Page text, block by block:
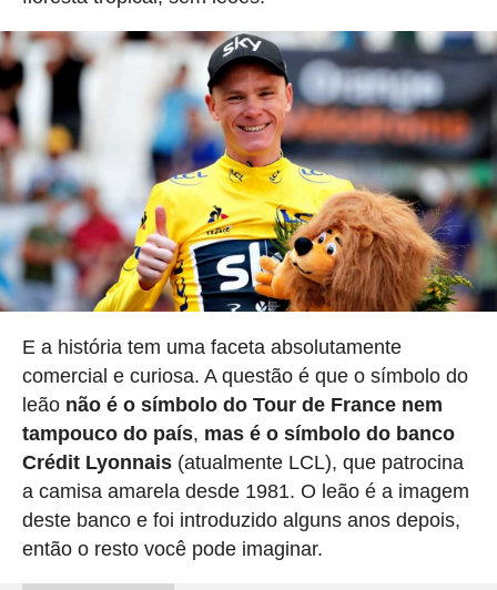
E a história tem uma faceta absolutamente
comercial e curiosa. A questão é que o símbolo do
leão não é o símbolo do Tour de France nem
tampouco do país, mas é o símbolo do banco
Crédit Lyonnais(atualmente LCL), que patrocina
a camisa amarela desde 1981. O leão é a imagem
deste banco e foi introduzido alguns anos depois,
então o resto você pode imaginar.